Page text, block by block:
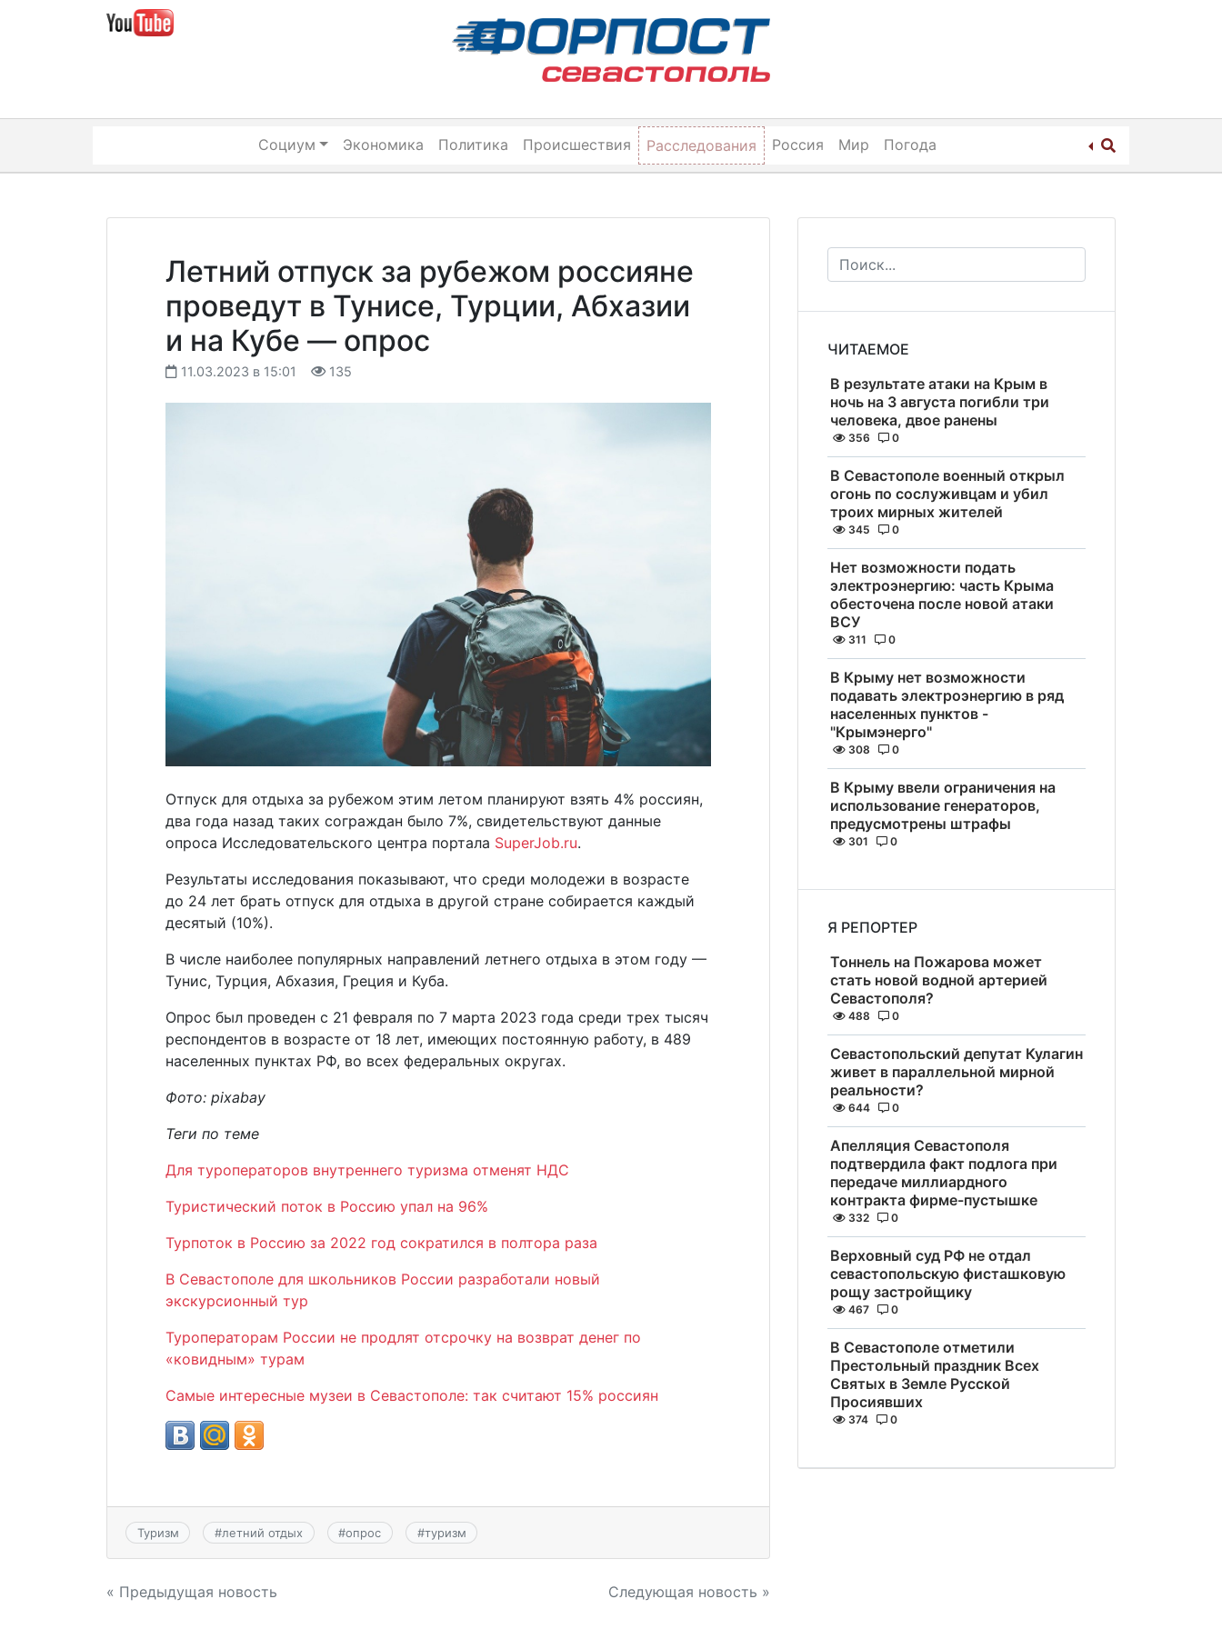
Социум Экономика Политика Происшествия Расследования Россия Мир Погода
Летний отпуск за рубежом россияне
проведут в Тунисе, Турции, Абхазии
и на Кубе — опрос
11.03.2023 в 15:01 135
Отпуск для отдыха за рубежом этим летом планируют взять 4% россиян,
два года назад таких сограждан было 7%, свидетельствуют данные
опроса Исследовательского центра портала SuperJob.ru.
Результаты исследования показывают, что среди молодежи в возрасте
до 24 лет брать отпуск для отдыха в другой стране собирается каждый
десятый (10%).
В числе наиболее популярных направлений летнего отдыха в этом году —
Тунис, Турция, Абхазия, Греция и Куба.
Опрос был проведен с 21 февраля по 7 марта 2023 года среди трех тысяч
респондентов в возрасте от 18 лет, имеющих постоянную работу, в 489
населенных пунктах РФ, во всех федеральных округах.
Фото: pixabay
Теги по теме
Для туроператоров внутреннего туризма отменят НДС
Туристический поток в Россию упал на 96%
Турпоток в Россию за 2022 год сократился в полтора раза
В Севастополе для школьников России разработали новый
экскурсионный тур
Туроператорам России не продлят отсрочку на возврат денег по
«ковидным» турам
Самые интересные музеи в Севастополе: так считают 15% россиян
Туризм #летний отдых #опрос #туризм
Навигация
« Предыдущая новость Следующая новость »
ЧИТАЕМОЕ
В результате атаки на Крым в
ночь на 3 августа погибли три
человека, двое ранены
356 0
В Севастополе военный открыл
огонь по сослуживцам и убил
троих мирных жителей
345 0
Нет возможности подать
электроэнергию: часть Крыма
обесточена после новой атаки
ВСУ
311 0
В Крыму нет возможности
подавать электроэнергию в ряд
населенных пунктов -
"Крымэнерго"
308 0
В Крыму ввели ограничения на
использование генераторов,
предусмотрены штрафы
301 0
Я РЕПОРТЕР
Тоннель на Пожарова может
стать новой водной артерией
Севастополя?
488 0
Севастопольский депутат Кулагин
живет в параллельной мирной
реальности?
644 0
Апелляция Севастополя
подтвердила факт подлога при
передаче миллиардного
контракта фирме-пустышке
332 0
Верховный суд РФ не отдал
севастопольскую фисташковую
рощу застройщику
467 0
В Севастополе отметили
Престольный праздник Всех
Святых в Земле Русской
Просиявших
374 0